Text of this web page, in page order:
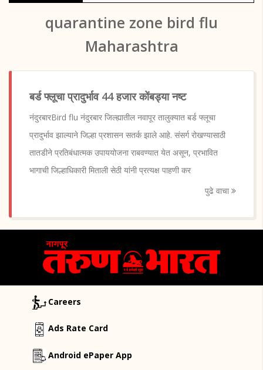
quarantine zone bird flu
Maharashtra
बर्ड फ्लूचा प्रादुर्भाव 44 हजार कोंबड्या नष्ट
नंदुरबारBird flu नंदुरबार जिल्ह्यातील नवापूर तालुक्यात बर्ड फ्लूचा
प्रादुर्भाव झाल्याने जिल्हा प्रशासन सतर्क झाले आहे. संसर्ग रोखण्यासाठी
तातडीने प्रतिबंधात्मक उपाययोजना राबवण्यात येत असून, प्रभावित
भागाची जिल्हाधिकारी मिताली सेठी यांनी प्रत्यक्ष पाहणी कर
पुढे वाचा
Careers
Ads Rate Card
Android ePaper App